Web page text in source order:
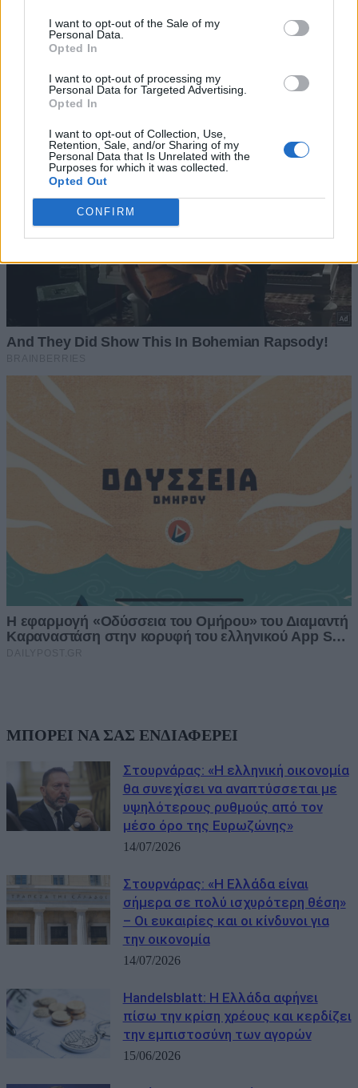
I want to opt-out of the Sale of my
Personal Data.
Opted In
I want to opt-out of processing my
Personal Data for Targeted Advertising.
Opted In
I want to opt-out of Collection, Use,
Retention, Sale, and/or Sharing of my
Personal Data that Is Unrelated with the
Purposes for which it was collected.
Opted Out
CONFIRM
ΜΠΟΡΕΙ ΝΑ ΣΑΣ ΕΝΔΙΑΦΕΡΕΙ
Στουρνάρας: «Η ελληνική οικονομία
θα συνεχίσει να αναπτύσσεται με
υψηλότερους ρυθμούς από τον
μέσο όρο της Ευρωζώνης»
14/07/2026
Στουρνάρας: «Η Ελλάδα είναι
σήμερα σε πολύ ισχυρότερη θέση»
– Οι ευκαιρίες και οι κίνδυνοι για
την οικονομία
14/07/2026
Handelsblatt: Η Ελλάδα αφήνει
πίσω την κρίση χρέους και κερδίζει
την εμπιστοσύνη των αγορών
15/06/2026